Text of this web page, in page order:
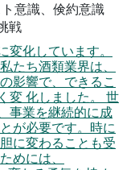
意識、倹約意識
戦
化しています。
たち酒類業界は、
影響で、できるこ
変 化しました。 世
事業を継続的に成
が必要です。時に
に変わることも受
めには、